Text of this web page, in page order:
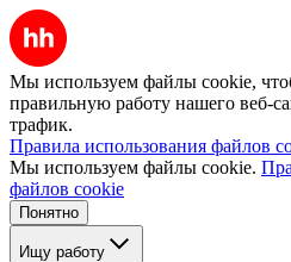
Мы используем файлы cookie,
правильную работу нашего веб-
трафик.
Правила использования файлов
Мы используем файлы cookie.
файлов cookie
Понятно
Ищу работу